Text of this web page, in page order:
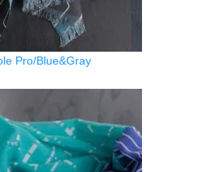
Pro/Blue&Gray